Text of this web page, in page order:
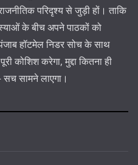
परिदृश्य से जुड़ी हों। ताकि
के बीच अपने पाठकों को
हॉटमेल निडर सोच के साथ
कोशिश करेगा, मुद्दा कितना ही
सच सामने लाएगा।